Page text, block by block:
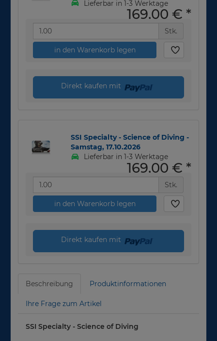
Lieferbar in 1-3 Werktage
169,00 € *
Stk.
in den Warenkorb legen
Direkt kaufen mit
SSI Specialty - Science of Diving -
Samstag, 17.10.2026
Lieferbar in 1-3 Werktage
169,00 € *
Stk.
in den Warenkorb legen
Direkt kaufen mit
Beschreibung Produktinformationen
Ihre Frage zum Artikel
SSI Specialty - Science of Diving